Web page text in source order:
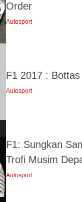
Order
Autosport
F1 2017 :
Autosport
F1: Sungkan
Trofi Musim
Autosport